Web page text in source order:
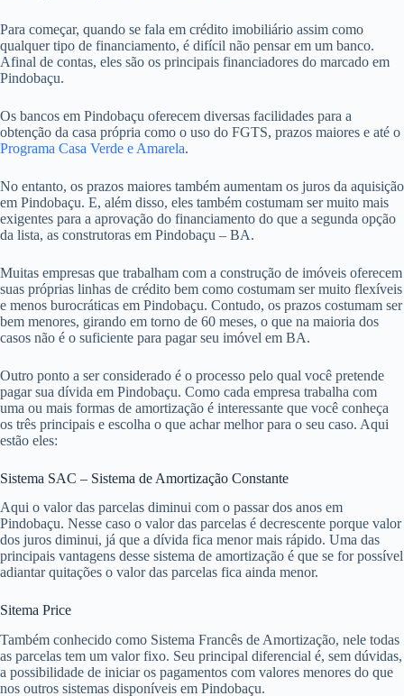
Para começar, quando se fala em crédito imobiliário assim como
qualquer tipo de financiamento, é difícil não pensar em um banco.
Afinal de contas, eles são os principais financiadores do marcado em
Pindobaçu.
Os bancos em Pindobaçu oferecem diversas facilidades para a
obtenção da casa própria como o uso do FGTS, prazos maiores e até o
Programa Casa Verde e Amarela.
No entanto, os prazos maiores também aumentam os juros da aquisição
em Pindobaçu. E, além disso, eles também costumam ser muito mais
exigentes para a aprovação do financiamento do que a segunda opção
da lista, as construtoras em Pindobaçu – BA.
Muitas empresas que trabalham com a construção de imóveis oferecem
suas próprias linhas de crédito bem como costumam ser muito flexíveis
e menos burocráticas em Pindobaçu. Contudo, os prazos costumam ser
bem menores, girando em torno de 60 meses, o que na maioria dos
casos não é o suficiente para pagar seu imóvel em BA.
Outro ponto a ser considerado é o processo pelo qual você pretende
pagar sua dívida em Pindobaçu. Como cada empresa trabalha com
uma ou mais formas de amortização é interessante que você conheça
os três principais e escolha o que achar melhor para o seu caso. Aqui
estão eles:
Sistema SAC – Sistema de Amortização Constante
Aqui o valor das parcelas diminui com o passar dos anos em
Pindobaçu. Nesse caso o valor das parcelas é decrescente porque valor
dos juros diminui, já que a dívida fica menor mais rápido. Uma das
principais vantagens desse sistema de amortização é que se for possível
adiantar quitações o valor das parcelas fica ainda menor.
Sitema Price
Também conhecido como Sistema Francês de Amortização, nele todas
as parcelas tem um valor fixo. Seu principal diferencial é, sem dúvidas,
a possibilidade de iniciar os pagamentos com valores menores do que
nos outros sistemas disponíveis em Pindobaçu.